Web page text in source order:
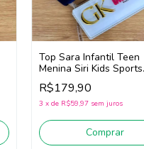
Top Sara Infantil Teen
Menina Siri Kids Sports
Trilobal 44599 (Marinho)
R$179,90
3 x de R$59,97 sem juros
Comprar